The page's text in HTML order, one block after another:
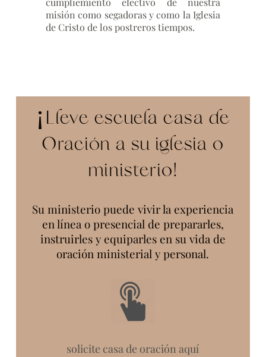
misión como segadoras y como la Iglesia
de Cristo de los postreros tiempos.
¡Lleve escuela casa de
Oración a su iglesia o
ministerio!
Su ministerio puede vivir la experiencia
en línea o presencial de prepararles,
instruirles y equiparles en su vida de
oración ministerial y personal.
solicite casa de oración aquí